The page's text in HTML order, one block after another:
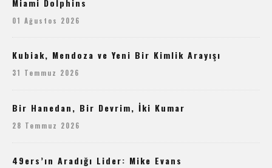
01 Ağustos 2026
Kubiak, Mendoza ve Yeni Bir Kimlik Arayışı
31 Temmuz 2026
Bir Hanedan, Bir Devrim, İki Kumar
28 Temmuz 2026
49ers’ın Aradığı Lider: Mike Evans